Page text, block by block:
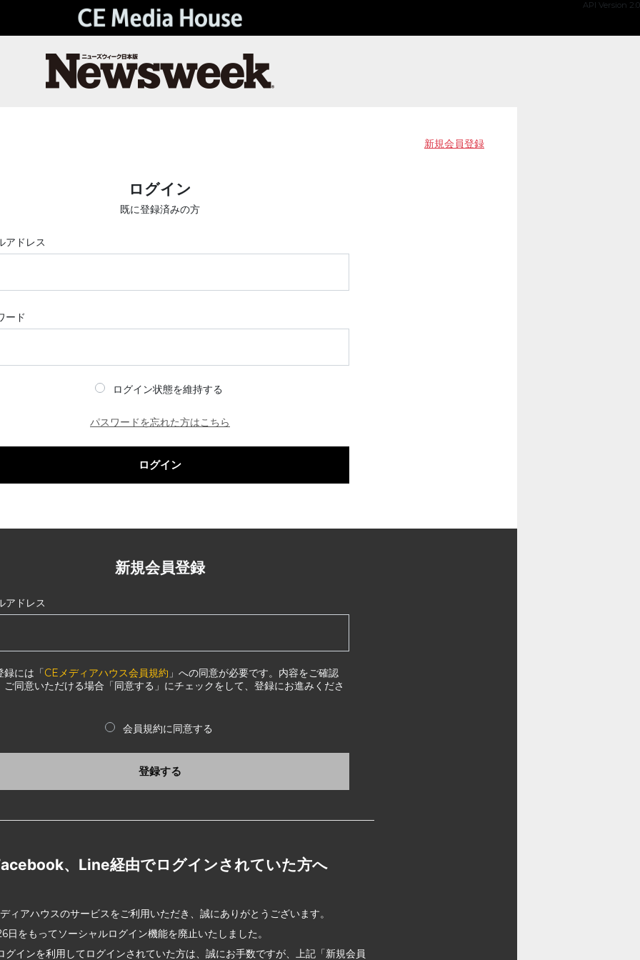
API Version 2.0
新規会員登録
ログイン
既に登録済みの方
アドレス
ード
ログイン状態を維持する
パスワードを忘れた方はこちら
ログイン
新規会員登録
アドレス
録には「CEメディアハウス会員規約 」への同意が必要です。内容をご確認
ご同意いただける場合「同意する」にチェックをして、登録にお進みくださ
会員規約に同意する
登録する
、Line経由でログインされていた方へ
ィアハウスのサービスをご利用いただき、誠にありがとうございます。
日をもってソーシャルログイン機能を廃止いたしました。
グインを利用してログインされていた方は、誠にお手数ですが、上記「新規会員